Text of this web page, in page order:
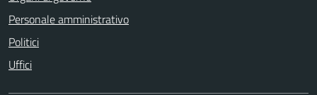
Personale amministrativo
Politici
Uffici